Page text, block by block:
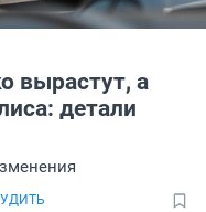
вырастут, а
детали